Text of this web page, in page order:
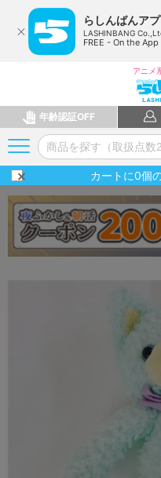
らしんばんアプ
LASHINBANG
FREE - On the
アニメ
年齢認証OFF
カートに0個